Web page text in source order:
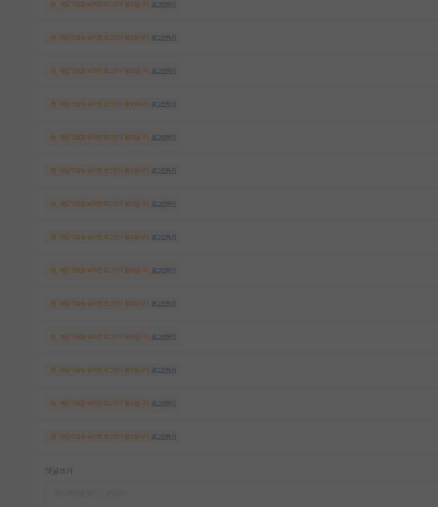
해당 댓글을 보려면 로그인이 필요합니다. 로그인하기
해당 댓글을 보려면 로그인이 필요합니다. 로그인하기
해당 댓글을 보려면 로그인이 필요합니다. 로그인하기
해당 댓글을 보려면 로그인이 필요합니다. 로그인하기
해당 댓글을 보려면 로그인이 필요합니다. 로그인하기
해당 댓글을 보려면 로그인이 필요합니다. 로그인하기
해당 댓글을 보려면 로그인이 필요합니다. 로그인하기
해당 댓글을 보려면 로그인이 필요합니다. 로그인하기
해당 댓글을 보려면 로그인이 필요합니다. 로그인하기
해당 댓글을 보려면 로그인이 필요합니다. 로그인하기
해당 댓글을 보려면 로그인이 필요합니다. 로그인하기
해당 댓글을 보려면 로그인이 필요합니다. 로그인하기
해당 댓글을 보려면 로그인이 필요합니다. 로그인하기
해당 댓글을 보려면 로그인이 필요합니다. 로그인하기
댓글쓰기